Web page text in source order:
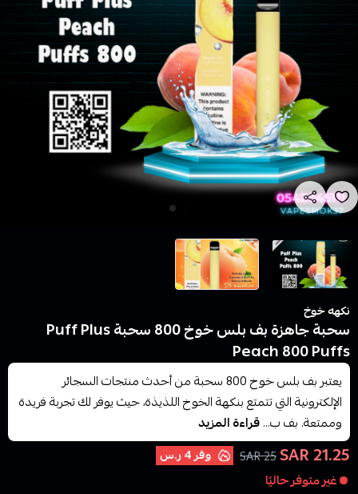
نكهه خوخ
سحبة جاهزة بف بلس خوخ 800 سحبة Puff Plus
Peach 800 Puffs
يعتبر بف بلس خوخ 800 سحبة من أحدث منتجات السجائر
الإلكترونية التي تتمتع بنكهة الخوخ اللذيذة، حيث يوفر لك تجربة فريدة
وممتعة. بف ب...قراءة المزيد
21.25 SAR
25 SAR وفر4 ر.س
غير متوفر حاليًا